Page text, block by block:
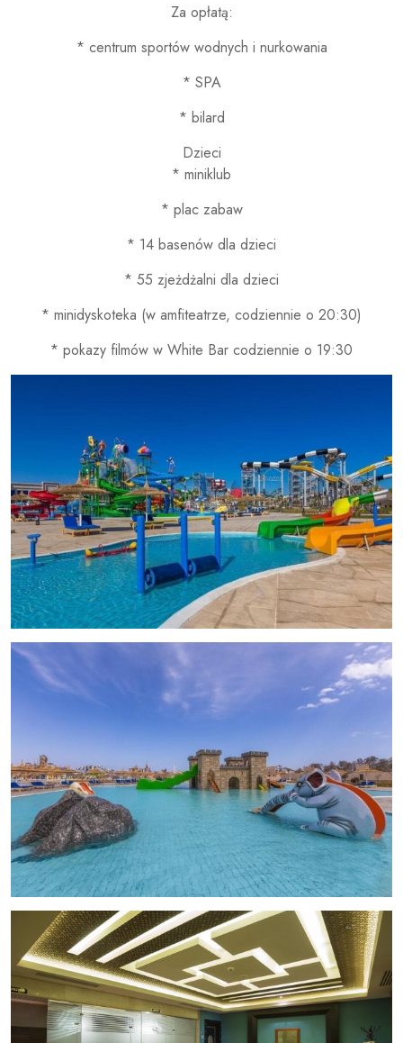
Za opłatą:
* centrum sportów wodnych i nurkowania
* SPA
* bilard
Dzieci
* miniklub
* plac zabaw
* 14 basenów dla dzieci
* 55 zjeżdżalni dla dzieci
* minidyskoteka (w amfiteatrze, codziennie o 20:30)
* pokazy filmów w White Bar codziennie o 19:30